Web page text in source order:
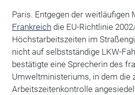
Paris. Entgegen der weitläufigen
Frankreich die EU-Richtlinie
Höchstarbeitszeiten im
nicht auf selbstständige LKW-
bestätigte eine Sprecherin des
Umweltministeriums, in dem die
Arbeitszeitenkontrolle